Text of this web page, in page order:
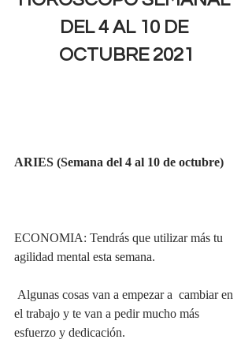
DEL 4 AL 10 DE
OCTUBRE 2021
ARIES (Semana del 4 al 10 de octubre)
ECONOMIA: Tendrás que utilizar más tu
agilidad mental esta semana.
el trabajo y te van a pedir mucho más
esfuerzo y dedicación.